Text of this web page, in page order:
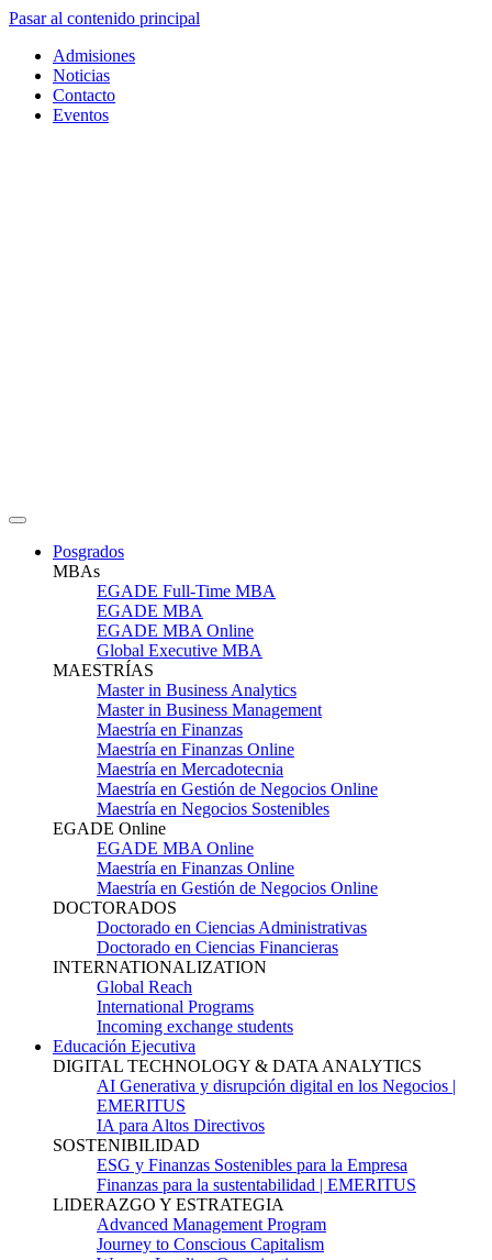
Pasar al contenido principal
Admisiones
Noticias
Contacto
Eventos
Posgrados
MBAs
EGADE Full-Time MBA
EGADE MBA
EGADE MBA Online
Global Executive MBA
MAESTRÍAS
Master in Business Analytics
Master in Business Management
Maestría en Finanzas
Maestría en Finanzas Online
Maestría en Mercadotecnia
Maestría en Gestión de Negocios Online
Maestría en Negocios Sostenibles
EGADE Online
EGADE MBA Online
Maestría en Finanzas Online
Maestría en Gestión de Negocios Online
DOCTORADOS
Doctorado en Ciencias Administrativas
Doctorado en Ciencias Financieras
INTERNATIONALIZATION
Global Reach
International Programs
Incoming exchange students
Educación Ejecutiva
DIGITAL TECHNOLOGY & DATA ANALYTICS
AI Generativa y disrupción digital en los Negocios |
EMERITUS
IA para Altos Directivos
SOSTENIBILIDAD
ESG y Finanzas Sostenibles para la Empresa
Finanzas para la sustentabilidad | EMERITUS
LIDERAZGO Y ESTRATEGIA
Advanced Management Program
Journey to Conscious Capitalism